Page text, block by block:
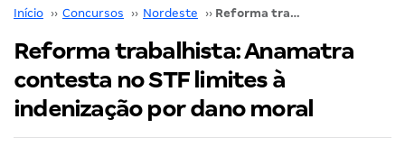
Início ›› Concursos ›› Nordeste ›› Reforma trabalhista: Anamatra contesta no STF limites à indenização por dano moral
Reforma trabalhista: Anamatra
contesta no STF limites à
indenização por dano moral